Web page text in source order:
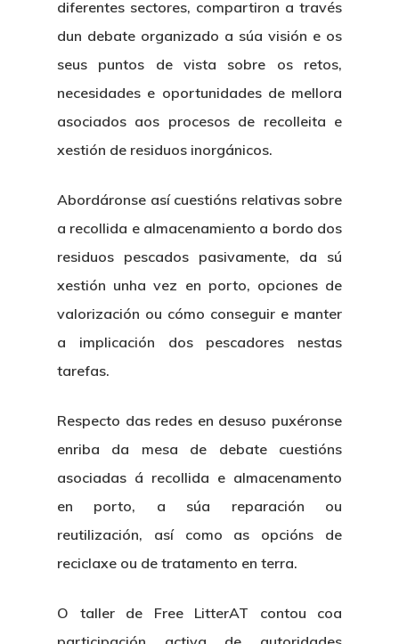
diferentes sectores, compartiron a través
dun debate organizado a súa visión e os
seus puntos de vista sobre os retos,
necesidades e oportunidades de mellora
asociados aos procesos de recolleita e
xestión de residuos inorgánicos.
Abordáronse así cuestións relativas sobre
a recollida e almacenamiento a bordo dos
residuos pescados pasivamente, da sú
xestión unha vez en porto, opciones de
valorización ou cómo conseguir e manter
a implicación dos pescadores nestas
tarefas.
Respecto das redes en desuso puxéronse
enriba da mesa de debate cuestións
asociadas á recollida e almacenamento
en porto, a súa reparación ou
reutilización, así como as opcións de
reciclaxe ou de tratamento en terra.
O taller de Free LitterAT contou coa